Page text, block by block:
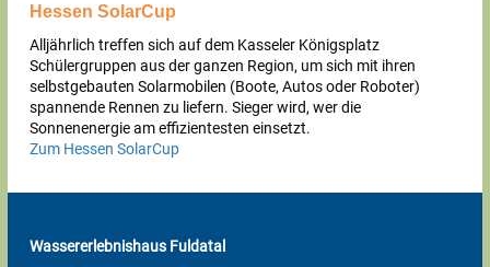
Hessen SolarCup
Alljährlich treffen sich auf dem Kasseler Königsplatz
Schülergruppen aus der ganzen Region, um sich mit ihren
selbstgebauten Solarmobilen (Boote, Autos oder Roboter)
spannende Rennen zu liefern. Sieger wird, wer die
Sonnenenergie am effizientesten einsetzt.
Zum Hessen SolarCup
Wassererlebnishaus Fuldatal